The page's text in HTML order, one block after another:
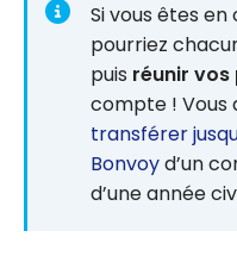
Si vous êtes en
pourriez
puis réunir vos
compte ! Vous
transférer
Bonvoyd’un
d’une année